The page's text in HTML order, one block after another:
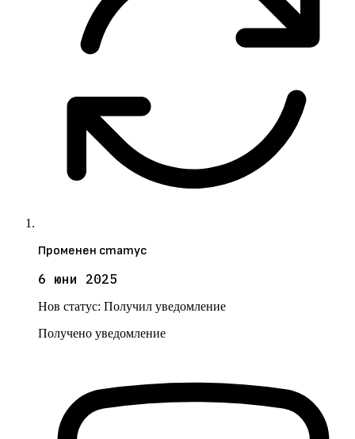
Променен статус
6 юни 2025
Нов статус: Получил уведомление
Получено уведомление